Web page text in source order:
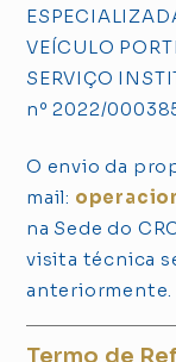
VEÍCULO
SERVIÇO
nº 2022/
O envio da
mail:
na Sede do
visita técnica
anteriormente.
Termo de